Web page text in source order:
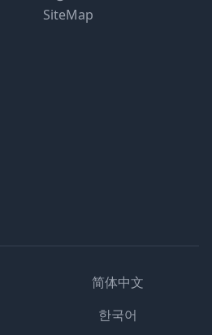
SiteMap
简体中文
한국어